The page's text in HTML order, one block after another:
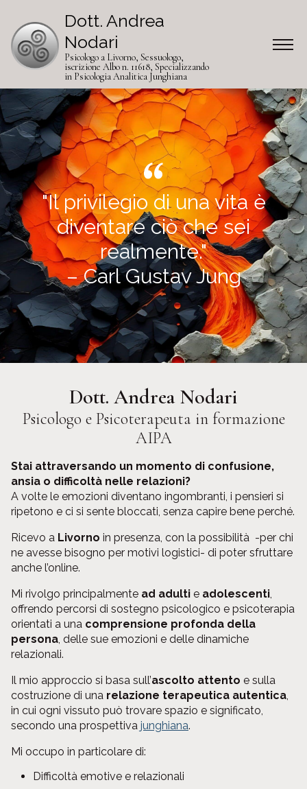
Dott. Andrea
Nodari
Psicologo a Livorno, Sessuologo,
iscrizione Albo n. 11618, Specializzando
in Psicologia Analitica Junghiana
"Il privilegio di una vita è
diventare ciò che sei
realmente."
– Carl Gustav Jung
Dott. Andrea Nodari
Psicologo e Psicoterapeuta in formazione
AIPA
Stai attraversando un momento di confusione,
ansia o difficoltà nelle relazioni?
A volte le emozioni diventano ingombranti, i pensieri si
ripetono e ci si sente bloccati, senza capire bene perché.
Ricevo a Livorno in presenza, con la possibilità -per chi
ne avesse bisogno per motivi logistici- di poter sfruttare
anche l’online.
Mi rivolgo principalmente ad adulti e adolescenti,
offrendo percorsi di sostegno psicologico e psicoterapia
orientati a una comprensione profonda della
persona, delle sue emozioni e delle dinamiche
relazionali.
Il mio approccio si basa sull’ascolto attento e sulla
costruzione di una relazione terapeutica autentica,
in cui ogni vissuto può trovare spazio e significato,
secondo una prospettiva junghiana.
Mi occupo in particolare di:
Difficoltà emotive e relazionali